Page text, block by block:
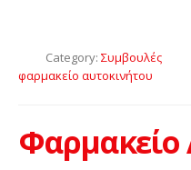
Category: Συμβουλές
φαρμακείο αυτοκινήτου
Φαρμακείο